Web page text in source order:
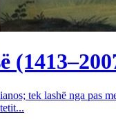
tek lashë nga pas